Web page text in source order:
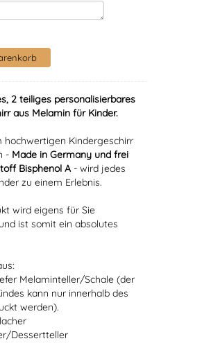
2 teiliges personalisierbares
aus Melamin für Kinder.
hochwertigen Kindergeschirr
- Made in Germany und frei
Bisphenol A- wird jedes
zu einem Erlebnis.
wird eigens für Sie
ist somit ein absolutes
Melaminteller/Schale (der
kann nur innerhalb des
werden).
Dessertteller